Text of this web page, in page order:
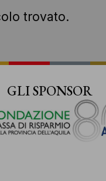
trovato.
GLI SPONSOR